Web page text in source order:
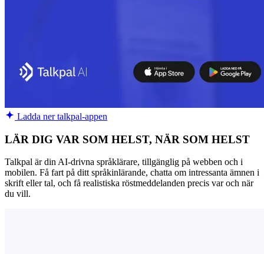
Ladda ner talkpal-appen
LÄR DIG VAR SOM HELST, NÄR SOM HELST
Talkpal är din AI-drivna språklärare, tillgänglig på webben och i
mobilen. Få fart på ditt språkinlärande, chatta om intressanta ämnen i
skrift eller tal, och få realistiska röstmeddelanden precis var och när
du vill.